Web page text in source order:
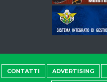
CONTATTI ADVERTISING